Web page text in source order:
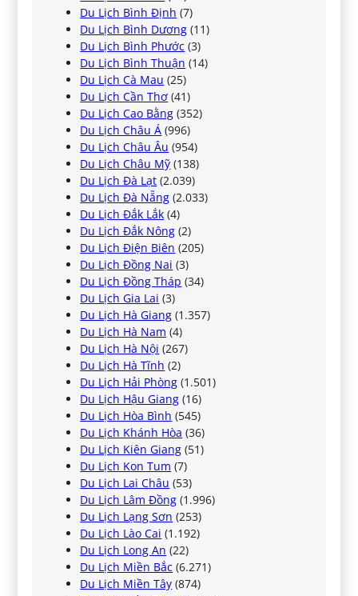
Du Lịch Bình Định (7)
Du Lịch Bình Dương (11)
Du Lịch Bình Phước (3)
Du Lịch Bình Thuận (14)
Du Lịch Cà Mau (25)
Du Lịch Cần Thơ (41)
Du Lịch Cao Bằng (352)
Du Lịch Châu Á (996)
Du Lịch Châu Âu (954)
Du Lịch Châu Mỹ (138)
Du Lịch Đà Lạt (2.039)
Du Lịch Đà Nẵng (2.033)
Du Lịch Đắk Lắk (4)
Du Lịch Đắk Nông (2)
Du Lịch Điện Biên (205)
Du Lịch Đồng Nai (3)
Du Lịch Đồng Tháp (34)
Du Lịch Gia Lai (3)
Du Lịch Hà Giang (1.357)
Du Lịch Hà Nam (4)
Du Lịch Hà Nội (267)
Du Lịch Hà Tĩnh (2)
Du Lịch Hải Phòng (1.501)
Du Lịch Hậu Giang (16)
Du Lịch Hòa Bình (545)
Du Lịch Khánh Hòa (36)
Du Lịch Kiên Giang (51)
Du Lịch Kon Tum (7)
Du Lịch Lai Châu (53)
Du Lịch Lâm Đồng (1.996)
Du Lịch Lạng Sơn (253)
Du Lịch Lào Cai (1.192)
Du Lịch Long An (22)
Du Lịch Miền Bắc (6.271)
Du Lịch Miền Tây (874)